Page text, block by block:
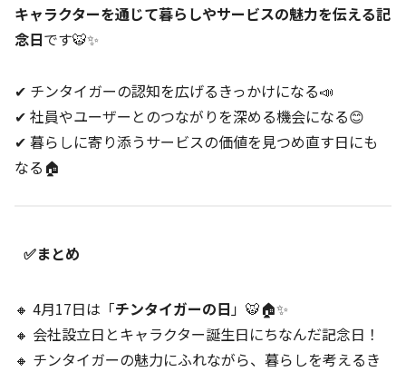
キャラクターを通じて暮らしやサービスの魅力を伝える記
念日です🐯✨
✔ チンタイガーの認知を広げるきっかけになる📣
✔ 社員やユーザーとのつながりを深める機会になる😊
✔ 暮らしに寄り添うサービスの価値を見つめ直す日にも
なる🏠
✅まとめ
🔸 4月17日は「チンタイガーの日」🐯🏠✨
🔸 会社設立日とキャラクター誕生日にちなんだ記念日！
🔸 チンタイガーの魅力にふれながら、暮らしを考えるき